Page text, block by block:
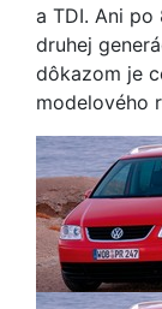
a TDI. Ani
druhej
dôkazom je
modelového